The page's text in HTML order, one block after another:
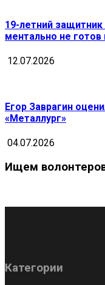
19-летний защитник
ментально не
12.07.2026
Егор Заврагин
«Металлург»
04.07.2026
Ищем
Категории